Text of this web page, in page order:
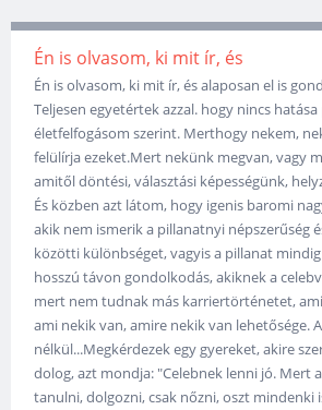
Én is olvasom, ki mit ír, és
Én is olvasom, ki mit ír, és alaposan el is
Teljesen egyetértek azzal. hogy nincs hatása
életfelfogásom szerint. Merthogy nekem,
felülírja ezeket.Mert nekünk megvan, vagy
amitől döntési, választási képességünk,
És közben azt látom, hogy igenis baromi
akik nem ismerik a pillanatnyi népszerűség
közötti különbséget, vagyis a pillanat
hosszú távon gondolkodás, akiknek a
mert nem tudnak más karriertörténetet,
ami nekik van, amire nekik van lehetősége.
nélkül...Megkérdezek egy gyereket, akire
dolog, azt mondja: "Celebnek lenni jó. Mert
tanulni, dolgozni, csak nőzni, oszt mindenki